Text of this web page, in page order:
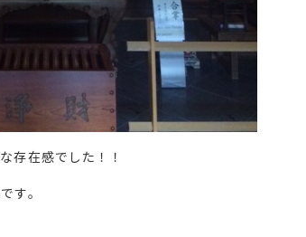
存在感でした！！
す。